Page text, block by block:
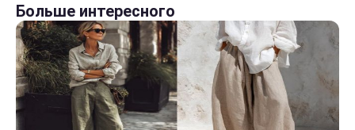
Больше интересного